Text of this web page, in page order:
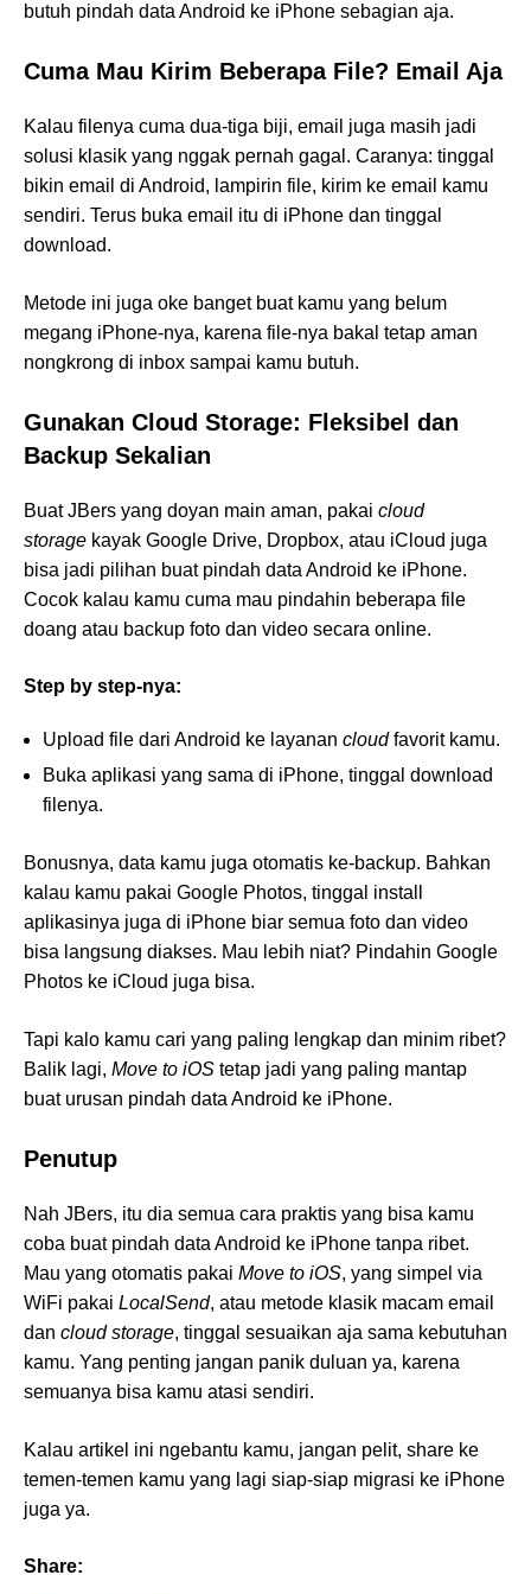
butuh pindah data Android ke iPhone sebagian aja.
Cuma Mau Kirim Beberapa File? Email Aja
Kalau filenya cuma dua-tiga biji, email juga masih jadi
solusi klasik yang nggak pernah gagal. Caranya: tinggal
bikin email di Android, lampirin file, kirim ke email kamu
sendiri. Terus buka email itu di iPhone dan tinggal
download.
Metode ini juga oke banget buat kamu yang belum
megang iPhone-nya, karena file-nya bakal tetap aman
nongkrong di inbox sampai kamu butuh.
Gunakan Cloud Storage: Fleksibel dan
Backup Sekalian
Buat JBers yang doyan main aman, pakai cloud
storage kayak Google Drive, Dropbox, atau iCloud juga
bisa jadi pilihan buat pindah data Android ke iPhone.
Cocok kalau kamu cuma mau pindahin beberapa file
doang atau backup foto dan video secara online.
Step by step-nya:
Upload file dari Android ke layanan cloudfavorit kamu.
Buka aplikasi yang sama di iPhone, tinggal download
filenya.
Bonusnya, data kamu juga otomatis ke-backup. Bahkan
kalau kamu pakai Google Photos, tinggal install
aplikasinya juga di iPhone biar semua foto dan video
bisa langsung diakses. Mau lebih niat? Pindahin Google
Photos ke iCloud juga bisa.
Tapi kalo kamu cari yang paling lengkap dan minim ribet?
Balik lagi, Move to iOS tetap jadi yang paling mantap
buat urusan pindah data Android ke iPhone.
Penutup
Nah JBers, itu dia semua cara praktis yang bisa kamu
coba buat pindah data Android ke iPhone tanpa ribet.
Mau yang otomatis pakai Move to iOS, yang simpel via
WiFi pakai LocalSend, atau metode klasik macam email
dan cloud storage, tinggal sesuaikan aja sama kebutuhan
kamu. Yang penting jangan panik duluan ya, karena
semuanya bisa kamu atasi sendiri.
Kalau artikel ini ngebantu kamu, jangan pelit, share ke
temen-temen kamu yang lagi siap-siap migrasi ke iPhone
juga ya.
Share: